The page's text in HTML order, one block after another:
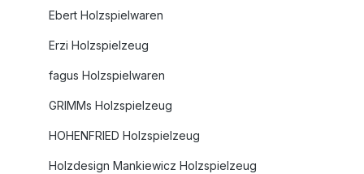
Ebert Holzspielwaren
Erzi Holzspielzeug
fagus Holzspielwaren
GRIMMs Holzspielzeug
HOHENFRIED Holzspielzeug
Holzdesign Mankiewicz Holzspielzeug